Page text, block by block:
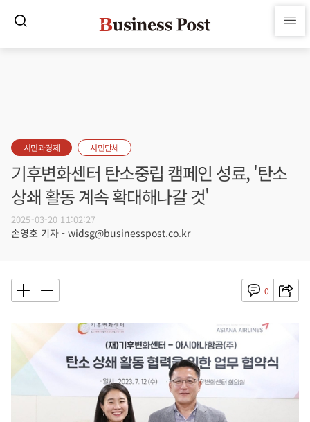
시민과경제 시민단체
기후변화센터 탄소중립 캠페인 성료, '탄소
상쇄 활동 계속 확대해나갈 것'
2025-03-20 11:02:27
손영호 기자 - widsg@businesspost.co.kr
0